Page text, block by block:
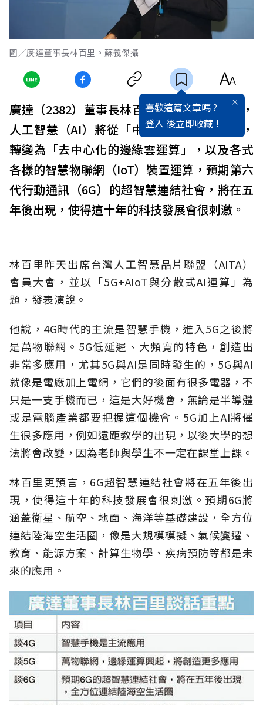
圖／廣達董事長林百里。蘇義傑攝
喜歡這篇文章嗎 ?
登入 後立即收藏 !
廣達（2382）董事長林百里昨（21）日表示，
人工智慧（AI）將從「中心化的雲端運算」，
轉變為「去中心化的邊緣雲運算」，以及各式
各樣的智慧物聯網（IoT）裝置運算，預期第六
代行動通訊（6G）的超智慧連結社會，將在五
年後出現，使得這十年的科技發展會很刺激。
林百里昨天出席台灣人工智慧晶片聯盟（AITA）
會員大會，並以「5G+AIoT與分散式AI運算」為
題，發表演說。
他說，4G時代的主流是智慧手機，進入5G之後將
是萬物聯網。5G低延遲、大頻寬的特色，創造出
非常多應用，尤其5G與AI是同時發生的，5G與AI
就像是電廠加上電網，它們的後面有很多電器，不
只是一支手機而已，這是大好機會，無論是半導體
或是電腦產業都要把握這個機會。5G加上AI將催
生很多應用，例如遠距教學的出現，以後大學的想
法將會改變，因為老師與學生不一定在課堂上課。
林百里更預言，6G超智慧連結社會將在五年後出
現，使得這十年的科技發展會很刺激。預期6G將
涵蓋衛星、航空、地面、海洋等基礎建設，全方位
連結陸海空生活圈，像是大規模模擬、氣候變遷、
教育、能源方案、計算生物學、疾病預防等都是未
來的應用。